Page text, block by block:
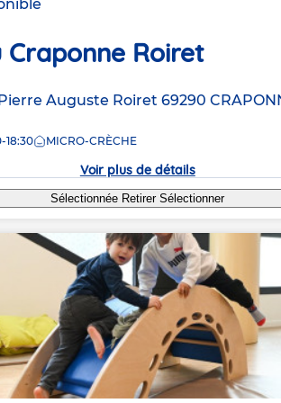
Craponne Roiret
Auguste Roiret 69290
18:30 MICRO-CRÈCHE
Voir plus de détails
Sélectionnée RetirerSélectionner